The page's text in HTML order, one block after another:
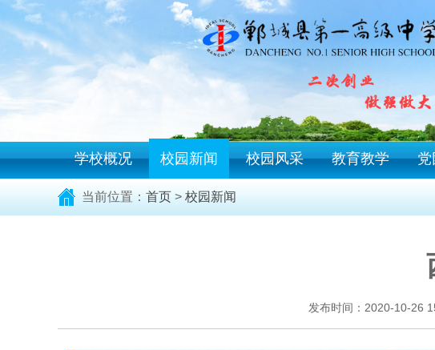
学校概况 校园新闻 校园风采 教育教学 党
当前位置： 首页 > 校园新闻
发布时间：2020-10-26